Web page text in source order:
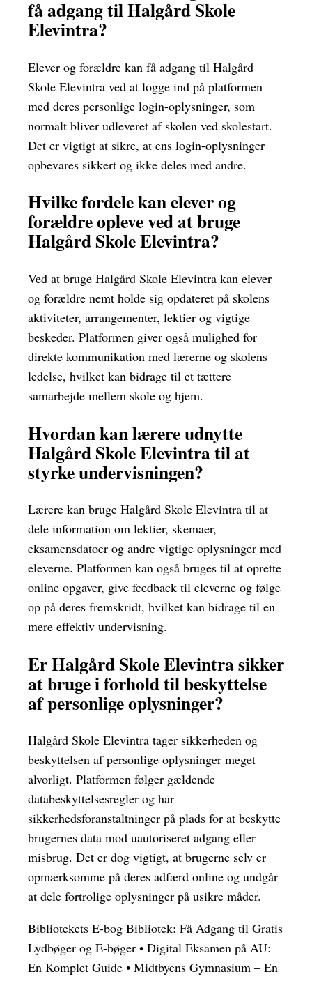
få adgang til Halgård Skole
Elevintra?
Elever og forældre kan få adgang til Halgård
Skole Elevintra ved at logge ind på platformen
med deres personlige login-oplysninger, som
normalt bliver udleveret af skolen ved skolestart.
Det er vigtigt at sikre, at ens login-oplysninger
opbevares sikkert og ikke deles med andre.
Hvilke fordele kan elever og
forældre opleve ved at bruge
Halgård Skole Elevintra?
Ved at bruge Halgård Skole Elevintra kan elever
og forældre nemt holde sig opdateret på skolens
aktiviteter, arrangementer, lektier og vigtige
beskeder. Platformen giver også mulighed for
direkte kommunikation med lærerne og skolens
ledelse, hvilket kan bidrage til et tættere
samarbejde mellem skole og hjem.
Hvordan kan lærere udnytte
Halgård Skole Elevintra til at
styrke undervisningen?
Lærere kan bruge Halgård Skole Elevintra til at
dele information om lektier, skemaer,
eksamensdatoer og andre vigtige oplysninger med
eleverne. Platformen kan også bruges til at oprette
online opgaver, give feedback til eleverne og følge
op på deres fremskridt, hvilket kan bidrage til en
mere effektiv undervisning.
Er Halgård Skole Elevintra sikker
at bruge i forhold til beskyttelse
af personlige oplysninger?
Halgård Skole Elevintra tager sikkerheden og
beskyttelsen af personlige oplysninger meget
alvorligt. Platformen følger gældende
databeskyttelsesregler og har
sikkerhedsforanstaltninger på plads for at beskytte
brugernes data mod uautoriseret adgang eller
misbrug. Det er dog vigtigt, at brugerne selv er
opmærksomme på deres adfærd online og undgår
at dele fortrolige oplysninger på usikre måder.
Bibliotekets E-bog Bibliotek: Få Adgang til Gratis
Lydbøger og E-bøger • Digital Eksamen på AU:
En Komplet Guide • Midtbyens Gymnasium – En